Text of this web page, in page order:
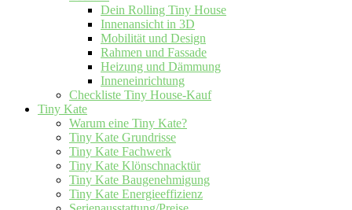
Dein Rolling Tiny House
Innenansicht in 3D
Mobilität und Design
Rahmen und Fassade
Heizung und Dämmung
Inneneinrichtung
Checkliste Tiny House-Kauf
Tiny Kate
Warum eine Tiny Kate?
Tiny Kate Grundrisse
Tiny Kate Fachwerk
Tiny Kate Klönschnacktür
Tiny Kate Baugenehmigung
Tiny Kate Energieeffizienz